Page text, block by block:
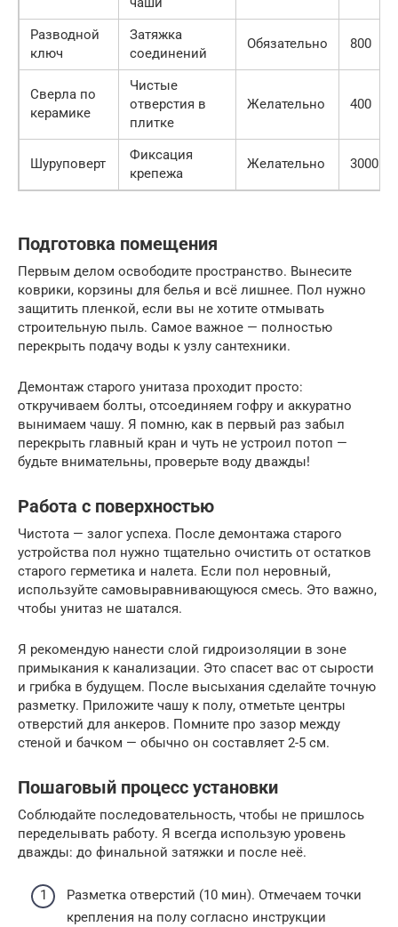
Разводной
ключ
Затяжка
соединений
Обязательно 800
Сверла по
керамике
Чистые
отверстия в
плитке
Желательно 400
Шуруповерт
Фиксация
крепежа
Желательно 3000
Подготовка помещения
Первым делом освободите пространство. Вынесите
коврики, корзины для белья и всё лишнее. Пол нужно
защитить пленкой, если вы не хотите отмывать
строительную пыль. Самое важное — полностью
перекрыть подачу воды к узлу сантехники.
Демонтаж старого унитаза проходит просто:
откручиваем болты, отсоединяем гофру и аккуратно
вынимаем чашу. Я помню, как в первый раз забыл
перекрыть главный кран и чуть не устроил потоп —
будьте внимательны, проверьте воду дважды!
Работа с поверхностью
Чистота — залог успеха. После демонтажа старого
устройства пол нужно тщательно очистить от остатков
старого герметика и налета. Если пол неровный,
используйте самовыравнивающуюся смесь. Это важно,
чтобы унитаз не шатался.
Я рекомендую нанести слой гидроизоляции в зоне
примыкания к канализации. Это спасет вас от сырости
и грибка в будущем. После высыхания сделайте точную
разметку. Приложите чашу к полу, отметьте центры
отверстий для анкеров. Помните про зазор между
стеной и бачком — обычно он составляет 2-5 см.
Пошаговый процесс установки
Соблюдайте последовательность, чтобы не пришлось
переделывать работу. Я всегда использую уровень
дважды: до финальной затяжки и после неё.
Разметка отверстий (10 мин). Отмечаем точки
крепления на полу согласно инструкции